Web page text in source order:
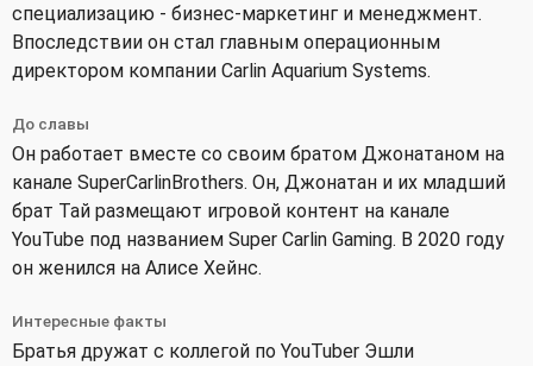
специализацию - бизнес-маркетинг и менеджмент.
Впоследствии он стал главным операционным
директором компании Carlin Aquarium Systems.
До славы
Он работает вместе со своим братом Джонатаном на
канале SuperCarlinBrothers. Он, Джонатан и их младший
брат Тай размещают игровой контент на канале
YouTube под названием Super Carlin Gaming. В 2020 году
он женился на Алисе Хейнс.
Интересные факты
Братья дружат с коллегой по YouTuber Эшли